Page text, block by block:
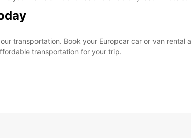
transportation. Book your Europcar car or van rental
transportation for your trip.